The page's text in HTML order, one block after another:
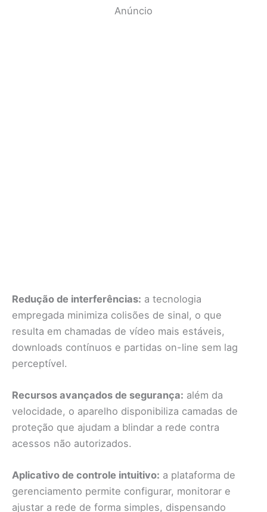
Anúncio
Redução de interferências: a tecnologia
empregada minimiza colisões de sinal, o que
resulta em chamadas de vídeo mais estáveis,
downloads contínuos e partidas on-line sem lag
perceptível.
Recursos avançados de segurança: além da
velocidade, o aparelho disponibiliza camadas de
proteção que ajudam a blindar a rede contra
acessos não autorizados.
Aplicativo de controle intuitivo: a plataforma de
gerenciamento permite configurar, monitorar e
ajustar a rede de forma simples, dispensando